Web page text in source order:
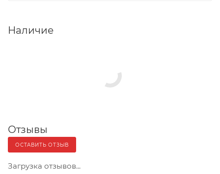
Наличие
Отзывы
ОСТАВИТЬ ОТЗЫВ
Загрузка отзывов...